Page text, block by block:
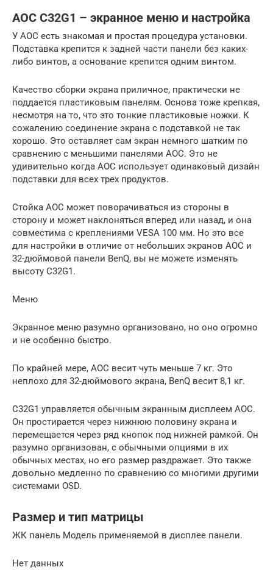
AOC C32G1 – экранное меню и настройка
У AOC есть знакомая и простая процедура установки.
Подставка крепится к задней части панели без каких-
либо винтов, а основание крепится одним винтом.
Качество сборки экрана приличное, практически не
поддается пластиковым панелям. Основа тоже крепкая,
несмотря на то, что это тонкие пластиковые ножки. К
сожалению соединение экрана с подставкой не так
хорошо. Это оставляет сам экран немного шатким по
сравнению с меньшими панелями AOC. Это не
удивительно когда AOC использует одинаковый дизайн
подставки для всех трех продуктов.
Стойка AOC может поворачиваться из стороны в
сторону и может наклоняться вперед или назад, и она
совместима с креплениями VESA 100 мм. Но это все
для настройки в отличие от небольших экранов AOC и
32-дюймовой панели BenQ, вы не можете изменять
высоту C32G1.
Меню
Экранное меню разумно организовано, но оно огромно
и не особенно быстро.
По крайней мере, AOC весит чуть меньше 7 кг. Это
неплохо для 32-дюймового экрана, BenQ весит 8,1 кг.
C32G1 управляется обычным экранным дисплеем AOC.
Он простирается через нижнюю половину экрана и
перемещается через ряд кнопок под нижней рамкой. Он
разумно организован, с обычными опциями в их
обычных местах, но его размер раздражает. Это также
довольно медленно по сравнению со многими другими
системами OSD.
Размер и тип матрицы
ЖК панель Модель применяемой в дисплее панели.
Нет данных